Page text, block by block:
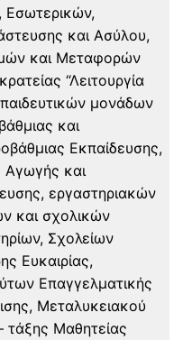
Εσωτερικών,
και Ασύλου,
και Μεταφορών
“Λειτουργία
μονάδων
και
Εκπαίδευσης,
Αγωγής και
εργαστηριακών
και σχολικών
Σχολείων
Ευκαιρίας,
Επαγγελματικής
Μεταλυκειακού
τάξης Μαθητείας